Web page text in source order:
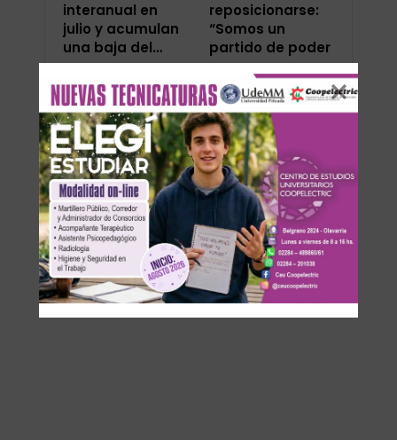
interanual en
julio y acumulan
una baja del…
reposicionarse:
“Somos un
partido de poder
que va a…
ANTERIOR SIGUIENTE